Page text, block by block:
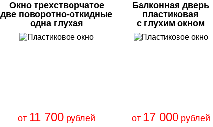
Окно трехстворчатое
две поворотно-откидные
одна глухая
от 11 700 рублей
Балконная дверь
пластиковая
с глухим окном
от 17 000рублей